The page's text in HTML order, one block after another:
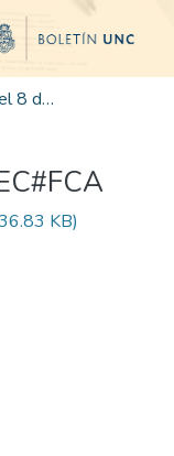
Edición 030/2025 del 8 de agosto de 2025
KB)